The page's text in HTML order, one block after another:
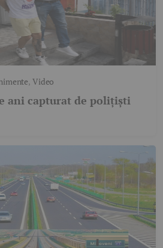
,Video
ani capturat de polițiști